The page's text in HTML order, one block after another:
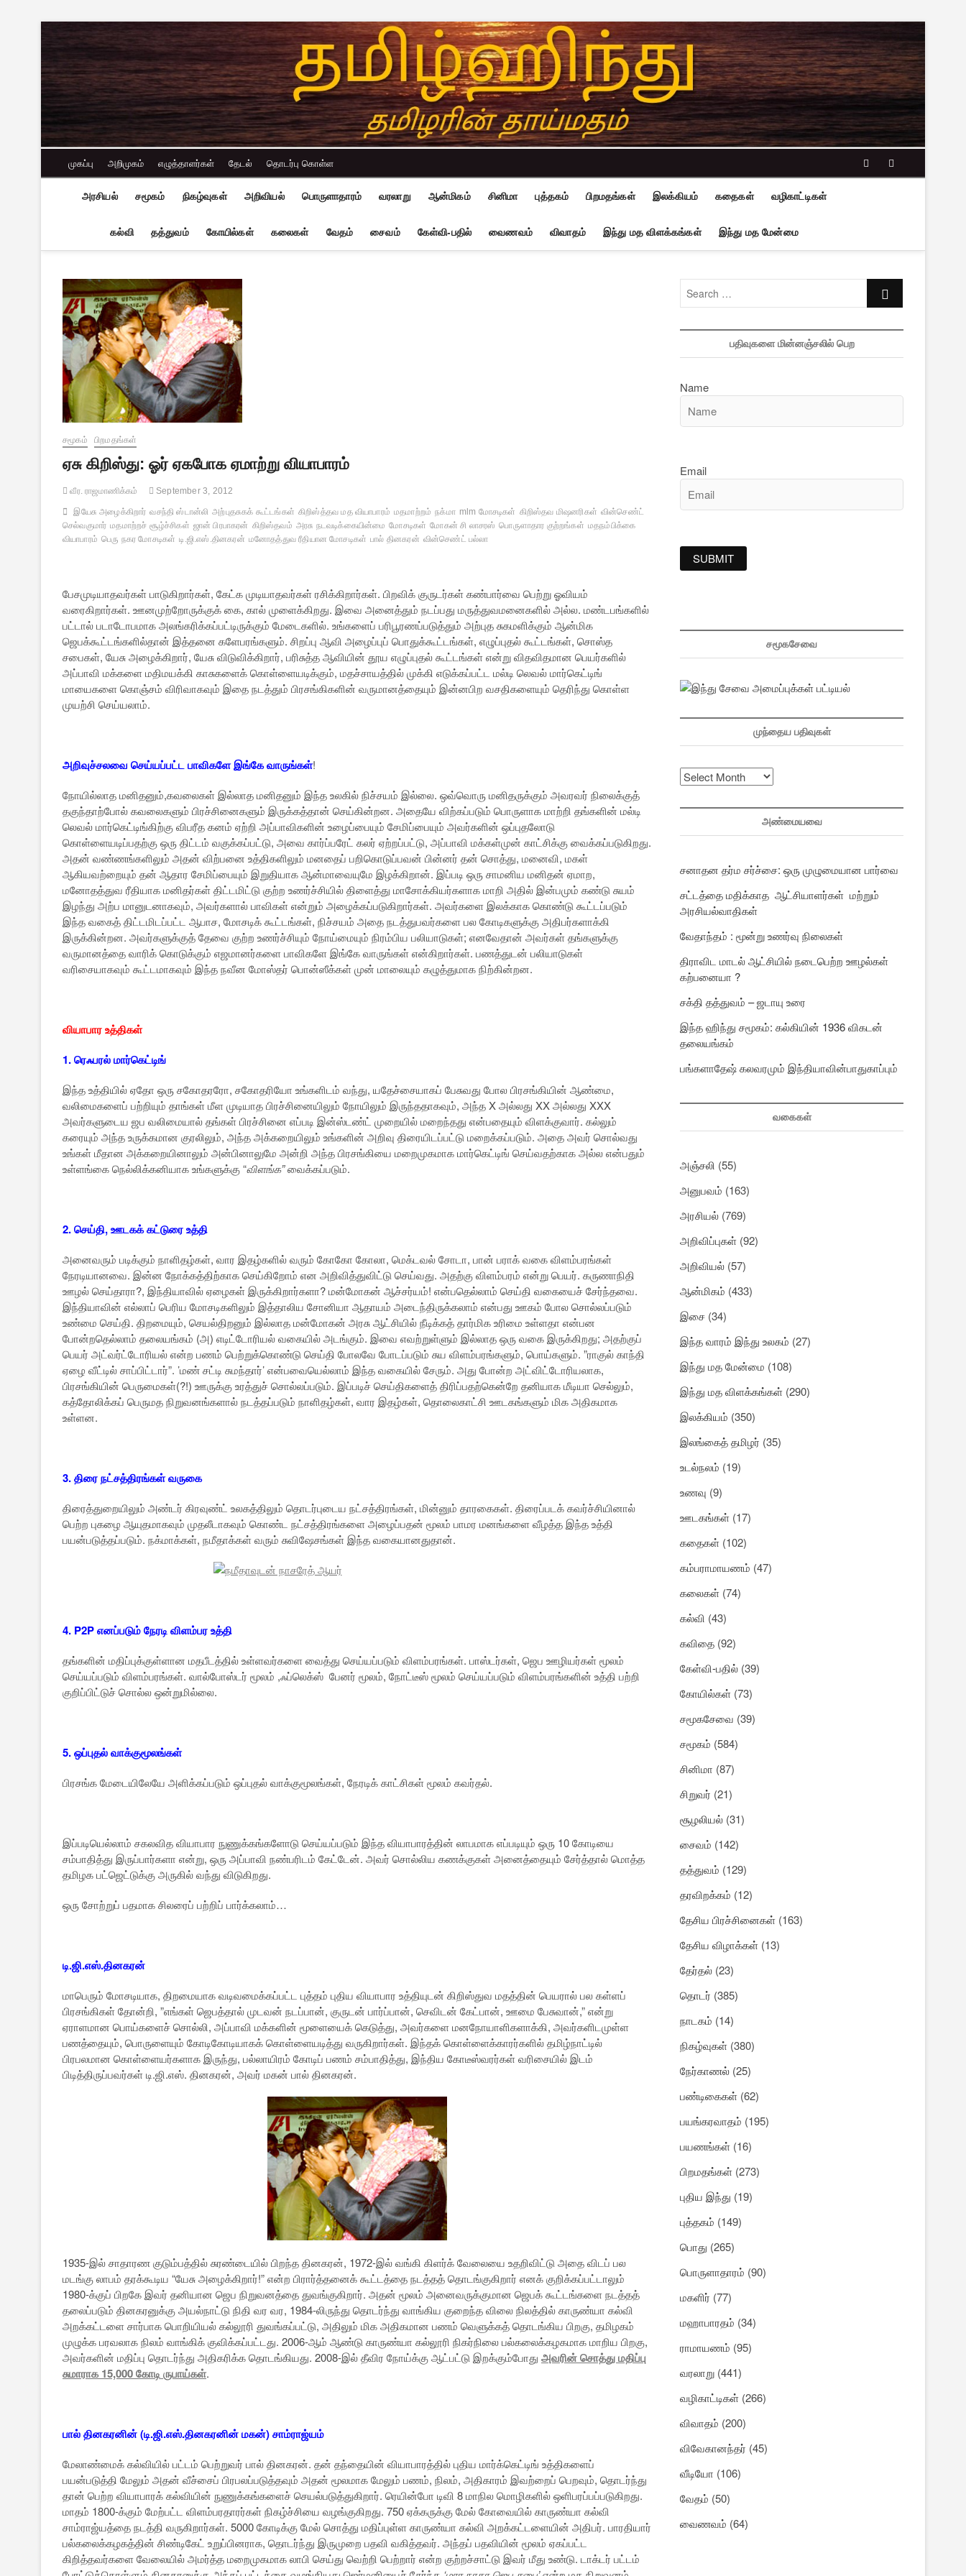
content
முகப்பு அறிமுகம் எழுத்தாளர்கள் தேடல் தொடர்பு கொள்ள facebooktwitter
அரசியல் சமூகம் நிகழ்வுகள் அறிவியல் பொருளாதாரம் வரலாறு ஆன்மிகம் சினிமா புத்தகம் பிறமதங்கள் இலக்கியம் கதைகள் வழிகாட்டிகள்
கல்வி தத்துவம் கோயில்கள் கலைகள் வேதம் சைவம் கேள்வி-பதில் வைணவம் விவாதம் இந்து மத விளக்கங்கள் இந்து மத மேன்மை
சமூகம் பிறமதங்கள்
ஏசு கிறிஸ்து: ஓர் ஏகபோக ஏமாற்று வியாபாரம்
வீர. ராஜமாணிக்கம் September 3, 2012
இயேசு அழைக்கிறார் வசந்தி ஸ்டான்லி அற்புதசுகக் கூட்டங்கள் கிறிஸ்த்தவ மத வியாபாரம் மதமாற்றம் நக்மா mlm மோசடிகள் கிறிஸ்தவ மிஷனரிகள் வின்செண்ட்
செல்வகுமார் மதமாற்றச் சூழ்ச்சிகள் ஜான் பிரபாகரன் கிறிஸ்தவம் அரசு நடவடிக்கையின்மை மோசடிகள் மோகன் சி லாசரஸ் பொருளாதார குற்றங்கள் மதநம்பிக்கை
வியாபாரம் பெரு நகர மோசடிகள் டி.ஜி.எஸ்.தினகரன் மனோதத்துவ ரீதியான மோசடிகள் பால் தினகரன் வின்செண்ட் பல்லா
பேசமுடியாதவர்கள் பாடுகிறார்கள், கேட்க முடியாதவர்கள் ரசிக்கிறார்கள். பிறவிக் குருடர்கள் கண்பார்வை பெற்று ஓவியம்
வரைகிறார்கள். ஊனமுற்றோருக்குக் கை, கால் முளைக்கிறது. இவை அனைத்தும் நடப்பது மருத்துவமனைகளில் அல்ல. மண்டபங்களில்
பட்டால் படாடோபமாக அலங்கரிக்கப்பட்டிருக்கும் மேடைகளில். உங்களைப் பரிபூரணப்படுத்தும் அற்புத சுகமளிக்கும் ஆன்மிக
ஜெபக்கூட்டங்களில்தான் இத்தனை களேபரங்களும். சிறப்பு ஆவி அழைப்புப் பொதுக்கூட்டங்கள், எழுப்புதல் கூட்டங்கள், சொஸ்த
சபைகள், யேசு அழைக்கிறார், யேசு விடுவிக்கிறார், பரிசுத்த ஆவியின் தூய எழுப்புதல் கூட்டங்கள் என்று விதவிதமான பெயர்களில்
அப்பாவி மக்களை மதிமயக்கி காசுகளைக் கொள்ளையடிக்கும், மதச்சாயத்தில் முக்கி எடுக்கப்பட்ட மல்டி லெவல் மார்கெட்டிங்
மாயைகளை கொஞ்சம் விரிவாகவும் இதை நடத்தும் பிரசங்கிகளின் வருமானத்தையும் இன்னபிற வசதிகளையும் தெரிந்து கொள்ள
முயற்சி செய்யலாம்.
அறிவுச்சலவை செய்யப்பட்ட பாவிகளே இங்கே வாருங்கள்!
நோயில்லாத மனிதனும்,கவலைகள் இல்லாத மனிதனும் இந்த உலகில் நிச்சயம் இல்லை. ஒவ்வொரு மனிதருக்கும் அவரவர் நிலைக்குத்
தகுந்தாற்போல் கவலைகளும் பிரச்சினைகளும் இருக்கத்தான் செய்கின்றன. அதையே விற்கப்படும் பொருளாக மாற்றி தங்களின் மல்டி
லெவல் மார்கெட்டிங்கிற்கு விபரீத கனம் ஏற்றி அப்பாவிகளின் உழைப்பையும் சேமிப்பையும் அவர்களின் ஒப்புதலோடு
கொள்ளையடிப்பதற்கு ஒரு திட்டம் வகுக்கப்பட்டு, அவை கார்ப்பரேட் கலர் ஏற்றப்பட்டு, அப்பாவி மக்கள்முன் காட்சிக்கு வைக்கப்படுகிறது.
அதன் வண்ணங்களிலும் அதன் விற்பனை உத்திகளிலும் மனதைப் பறிகொடுப்பவன் பின்னர் தன் சொத்து, மனைவி, மகள்
ஆகியவற்றையும் தன் ஆதார சேமிப்பையும் இறுதியாக ஆன்மாவையுமே இழக்கிறான். இப்படி ஒரு சாமனிய மனிதன் ஏமாற,
மனோதத்துவ ரீதியாக மனிதர்கள் திட்டமிட்டு குற்ற உணர்ச்சியில் திளைத்து மாசோக்கியர்களாக மாறி அதில் இன்பமும் கண்டு சுயம்
இழந்து அற்ப மானுடனாகவும், அவர்களால் பாவிகள் என்றும் அழைக்கப்படுகிறார்கள். அவர்களை இலக்காக கொண்டு கூட்டப்படும்
இந்த வகைத் திட்டமிடப்பட்ட ஆபாச, மோசடிக் கூட்டங்கள், நிச்சயம் அதை நடத்துபவர்களை பல கோடிகளுக்கு அதிபர்களாக்கி
இருக்கின்றன. அவர்களுக்குத் தேவை குற்ற உணர்ச்சியும் நோய்மையும் நிரம்பிய பலியாடுகள்; எனவேதான் அவர்கள் தங்களுக்கு
வருமானத்தை வாரிக் கொடுக்கும் எஜமானர்களை பாவிகளே இங்கே வாருங்கள் என்கிறார்கள். பணத்துடன் பலியாடுகள்
வரிசையாகவும் கூட்டமாகவும் இந்த நவீன மோஸ்தர் பொன்ஸீக்கள் முன் மாலையும் கழுத்துமாக நிற்கின்றன.
வியாபார உத்திகள்
1. ரெஃபரல் மார்கெட்டிங்
இந்த உத்தியில் ஏதோ ஒரு சகோதரரோ, சகோதரியோ உங்களிடம் வந்து, யதேச்சையாகப் பேசுவது போல பிரசங்கியின் ஆண்மை,
வலிமைகளைப் பற்றியும் தாங்கள் மீள முடியாத பிரச்சினையிலும் நோயிலும் இருந்ததாகவும், அந்த X அல்லது XX அல்லது XXX
அவர்களுடைய ஜப வலிமையால் தங்கள் பிரச்சினை எப்படி இன்ஸ்டண்ட் முறையில் மறைந்தது என்பதையும் விளக்குவார். கல்லும்
கரையும் அந்த உருக்கமான குரலிலும், அந்த அக்கறையிலும் உங்களின் அறிவு திரையிடப்பட்டு மறைக்கப்படும். அதை அவர் சொல்வது
உங்கள் மீதான அக்கறையினாலும் அன்பினாலுமே அன்றி அந்த பிரசங்கியை மறைமுகமாக மார்கெட்டிங் செய்வதற்காக அல்ல என்பதும்
உள்ளங்கை நெல்லிக்கனியாக உங்களுக்கு “விளங்க”வைக்கப்படும்.
2. செய்தி, ஊடகக் கட்டுரை உத்தி
அனைவரும் படிக்கும் நாளிதழ்கள், வார இதழ்களில் வரும் கோகோ கோலா, மெக்டவல் சோடா, பான் பராக் வகை விளம்பரங்கள்
நேரடியானவை. இன்ன நோக்கத்திற்காக செய்கிறோம் என அறிவித்துவிட்டு செய்வது. அதற்கு விளம்பரம் என்று பெயர். கருணாநிதி
ஊழல் செய்தாரா?, இந்தியாவில் ஏழைகள் இருக்கிறார்களா? மன்மோகன் ஆச்சர்யம்! என்பதெல்லாம் செய்தி வகையைச் சேர்ந்தவை.
இந்தியாவின் எல்லாப் பெரிய மோசடிகளிலும் இத்தாலிய சோனியா ஆதாயம் அடைந்திருக்கலாம் என்பது ஊகம் போல சொல்லப்படும்
உண்மை செய்தி. திறமையும், செயல்திறனும் இல்லாத மன்மோகன் அரசு ஆட்சியில் நீடிக்கத் தார்மிக உரிமை உள்ளதா என்பன
போன்றதெல்லாம் தலையங்கம் (அ) எடிட்டோரியல் வகையில் அடங்கும். இவை எவற்றுள்ளும் இல்லாத ஒரு வகை இருக்கிறது; அதற்குப்
பெயர் அட்வர்ட்டோரியல் என்ற பணம் பெற்றுக்கொண்டு செய்தி போலவே போடப்படும் சுய விளம்பரங்களும், பொய்களும். ”ராகுல் காந்தி
ஏழை வீட்டில் சாப்பிட்டார்”. ’மண் சட்டி சுமந்தார்’ என்பவையெல்லாம் இந்த வகையில் சேரும். அது போன்ற அட்விட்டோரியலாக,
பிரசங்கியின் பெருமைகள்(?!) ஊருக்கு உரத்துச் சொல்லப்படும். இப்படிச் செய்திகளைத் திரிப்பதற்கென்றே தனியாக மீடியா செல்லும்,
கத்தோலிக்கப் பெருமத நிறுவனங்களால் நடத்தப்படும் நாளிதழ்கள், வார இதழ்கள், தொலைகாட்சி ஊடகங்களும் மிக அதிகமாக
உள்ளன.
3. திரை நட்சத்திரங்கள் வருகை
திரைத்துறையிலும் அண்டர் கிரவுண்ட் உலகத்திலும் தொடர்புடைய நட்சத்திரங்கள், மின்னும் தாரகைகள். திரைப்படக் கவர்ச்சியினால்
பெற்ற புகழை ஆயுதமாகவும் முதலீடாகவும் கொண்ட நட்சத்திரங்களை அழைப்பதன் மூலம் பாமர மனங்களை வீழத்த இந்த உத்தி
பயன்படுத்தப்படும். நக்மாக்கள், நமீதாக்கள் வரும் சுவிஷேசங்கள் இந்த வகையானதுதான்.
4. P2P எனப்படும் நேரடி விளம்பர உத்தி
தங்களின் மதிப்புக்குள்ளான மதபீடத்தில் உள்ளவர்களை வைத்து செய்யப்படும் விளம்பரங்கள். பாஸ்டர்கள், ஜெப ஊழியர்கள் மூலம்
செய்யப்படும் விளம்பரங்கள். வால்போஸ்டர் மூலம் ,ஃப்லெக்ஸ் பேனர் மூலம், நோட்டீஸ் மூலம் செய்யப்படும் விளம்பரங்களின் உத்தி பற்றி
குறிப்பிட்டுச் சொல்ல ஒன்றுமில்லை.
5. ஒப்புதல் வாக்குமூலங்கள்
பிரசங்க மேடையிலேயே அளிக்கப்படும் ஒப்புதல் வாக்குமூலங்கள், நேரடிக் காட்சிகள் மூலம் கவர்தல்.
இப்படியெல்லாம் சகலவித வியாபார நுணுக்கங்களோடு செய்யப்படும் இந்த வியாபாரத்தின் லாபமாக எப்படியும் ஒரு 10 கோடியை
சம்பாதித்து இருப்பார்களா என்று, ஒரு அப்பாவி நண்பரிடம் கேட்டேன். அவர் சொல்லிய கணக்குகள் அனைத்தையும் சேர்த்தால் மொத்த
தமிழக பட்ஜெட்டுக்கு அருகில் வந்து விடுகிறது.
ஒரு சோற்றுப் பதமாக சிலரைப் பற்றிப் பார்க்கலாம்…
டி.ஜி.எஸ்.தினகரன்
மாபெரும் மோசடியாக, திறமையாக வடிவமைக்கப்பட்ட புத்தம் புதிய வியாபார உத்தியுடன் கிறிஸ்துவ மதத்தின் பெயரால் பல கள்ளப்
பிரசங்கிகள் தோன்றி, ”எங்கள் ஜெபத்தால் முடவன் நடப்பான், குருடன் பார்ப்பான், செவிடன் கேட்பான், ஊமை பேசுவான்,” என்று
ஏராளமான பொய்களைச் சொல்லி, அப்பாவி மக்களின் மூளையைக் கெடுத்து, அவர்களை மனநோயாளிகளாக்கி, அவர்களிடமுள்ள
பணத்தையும், பொருளையும் கோடிகோடியாகக் கொள்ளையடித்து வருகிறார்கள். இந்தக் கொள்ளைக்காரர்களில் தமிழ்நாட்டில்
பிரபலமான கொள்ளையர்களாக இருந்து, பல்லாயிரம் கோடிப் பணம் சம்பாதித்து, இந்திய கோடீஸ்வரர்கள் வரிசையில் இடம்
பிடித்திருப்பவர்கள் டி.ஜி.எஸ். தினகரன், அவர் மகன் பால் தினகரன்.
1935-இல் சாதாரண குடும்பத்தில் சுரண்டையில் பிறந்த தினகரன், 1972-இல் வங்கி கிளர்க் வேலையை உதறிவிட்டு அதை விடப் பல
மடங்கு லாபம் தரக்கூடிய “யேசு அழைக்கிறார்!” என்ற பிரார்த்தனைக் கூட்டத்தை நடத்தத் தொடங்குகிறார் எனக் குறிக்கப்பட்டாலும்
1980-க்குப் பிறகே இவர் தனியான ஜெப நிறுவனத்தை துவங்குகிறார். அதன் மூலம் அனைவருக்குமான ஜெபக் கூட்டங்களை நடத்தத்
தலைப்படும் தினகரனுக்கு அயல்நாட்டு நிதி வர வர, 1984-லிருந்து தொடர்ந்து வாங்கிய குறைந்த விலை நிலத்தில் காருண்யா கல்வி
அறக்கட்டளை சார்பாக பொறியியல் கல்லூரி துவங்கப்பட்டு, அதிலும் மிக அதிகமான பணம் வெளுக்கத் தொடங்கிய பிறகு, தமிழகம்
முழுக்க பரவலாக நிலம் வாங்கிக் குவிக்கப்பட்டது. 2006-ஆம் ஆண்டு காருண்யா கல்லூரி நிகர்நிலை பல்கலைக்கழகமாக மாறிய பிறகு,
அவர்களின் மதிப்பு தொடர்ந்து அதிகரிக்க தொடங்கியது. 2008-இல் தீவிர நோய்க்கு ஆட்பட்டு இறக்கும்போது அவரின் சொத்து மதிப்பு
சுமாராக 15,000 கோடி ருபாய்கள்.
பால் தினகரனின் (டி.ஜி.எஸ்.தினகரனின் மகன்) சாம்ராஜ்யம்
மேலாண்மைக் கல்வியில் பட்டம் பெற்றுவர் பால் தினகரன். தன் தந்தையின் வியாபாரத்தில் புதிய மார்க்கெட்டிங் உத்திகளைப்
பயன்படுத்தி மேலும் அதன் வீச்சைப் பிரபலப்படுத்தவும் அதன் மூலமாக மேலும் பணம், நிலம், அதிகாரம் இவற்றைப் பெறவும், தொடர்ந்து
தான் பெற்ற வியாபாரக் கல்வியின் நுணுக்கங்களைச் செயல்படுத்துகிறார். ரெயின்போ டிவி 8 மாநில மொழிகளில் ஒளிபரப்பப்படுகிறது.
மாதம் 1800-க்கும் மேற்பட்ட விளம்பரதாரர்கள் நிகழ்ச்சியை வழங்குகிறது. 750 ஏக்கருக்கு மேல் கோவையில் காருண்யா கல்வி
சாம்ராஜ்யத்தை நடத்தி வருகிறார்கள். 5000 கோடிக்கு மேல் சொத்து மதிப்புள்ள காருண்யா கல்வி அறக்கட்டளையின் அதிபர். பாரதியார்
பல்கலைக்கழகத்தின் சிண்டிகேட் உறுப்பினராக, தொடர்ந்து இருமுறை பதவி வகித்தவர். அந்தப் பதவியின் மூலம் ஏகப்பட்ட
கிறித்தவர்களை வேலையில் அமர்த்த மறைமுகமாக லாபி செய்து வெற்றி பெற்றார் என்ற குற்றச்சாட்டு இவர் மீது உண்டு. டாக்டர் பட்டம்
பதிவுகளை மின்னஞ்சலில் பெற
Name
Email
சமூகசேவை
முந்தைய பதிவுகள்
முந்தைய
பதிவுகள்
அண்மையவை
சனாதன தர்ம சர்ச்சை: ஒரு முழுமையான பார்வை
சட்டத்தை மதிக்காத ஆட்சியாளர்கள் மற்றும்
அரசியல்வாதிகள்
வேதாந்தம் : மூன்று உணர்வு நிலைகள்
திராவிட மாடல் ஆட்சியில் நடைபெற்ற ஊழல்கள்
கற்பனையா ?
சக்தி தத்துவம் – ஜடாயு உரை
இந்த ஹிந்து சமூகம்: கல்கியின் 1936 விகடன்
தலையங்கம்
பங்களாதேஷ் கலவரமும் இந்தியாவின்பாதுகாப்பும்
வகைகள்
அஞ்சலி (55)
அனுபவம் (163)
அரசியல் (769)
அறிவிப்புகள் (92)
அறிவியல் (57)
ஆன்மிகம் (433)
இசை (34)
இந்த வாரம் இந்து உலகம் (27)
இந்து மத மேன்மை (108)
இந்து மத விளக்கங்கள் (290)
இலக்கியம் (350)
இலங்கைத் தமிழர் (35)
உடல்நலம் (19)
உணவு (9)
ஊடகங்கள் (17)
கதைகள் (102)
கம்பராமாயணம் (47)
கலைகள் (74)
கல்வி (43)
கவிதை (92)
கேள்வி-பதில் (39)
கோயில்கள் (73)
சமூகசேவை (39)
சமூகம் (584)
சினிமா (87)
சிறுவர் (21)
சூழலியல் (31)
சைவம் (142)
தத்துவம் (129)
தரவிறக்கம் (12)
தேசிய பிரச்சினைகள் (163)
தேசிய விழாக்கள் (13)
தேர்தல் (23)
தொடர் (385)
நாடகம் (14)
நிகழ்வுகள் (380)
நேர்காணல் (25)
பண்டிகைகள் (62)
பயங்கரவாதம் (195)
பயணங்கள் (16)
பிறமதங்கள் (273)
புதிய இந்து (19)
புத்தகம் (149)
பொது (265)
பொருளாதாரம் (90)
மகளிர் (77)
மஹாபாரதம் (34)
ராமாயணம் (95)
வரலாறு (441)
வழிகாட்டிகள் (266)
விவாதம் (200)
விவேகானந்தர் (45)
வீடியோ (106)
வேதம் (50)
வைணவம் (64)